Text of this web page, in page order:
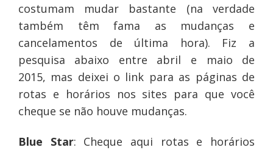
costumam mudar bastante (na verdade
também têm fama as mudanças e
cancelamentos de última hora). Fiz a
pesquisa abaixo entre abril e maio de
2015, mas deixei o link para as páginas de
rotas e horários nos sites para que você
cheque se não houve mudanças.
Blue Star: Cheque aqui rotas e horários